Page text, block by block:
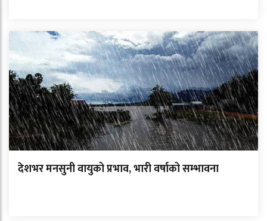
देशभर मनसुनी वायुको प्रभाव, भारी वर्षाको सम्भावना